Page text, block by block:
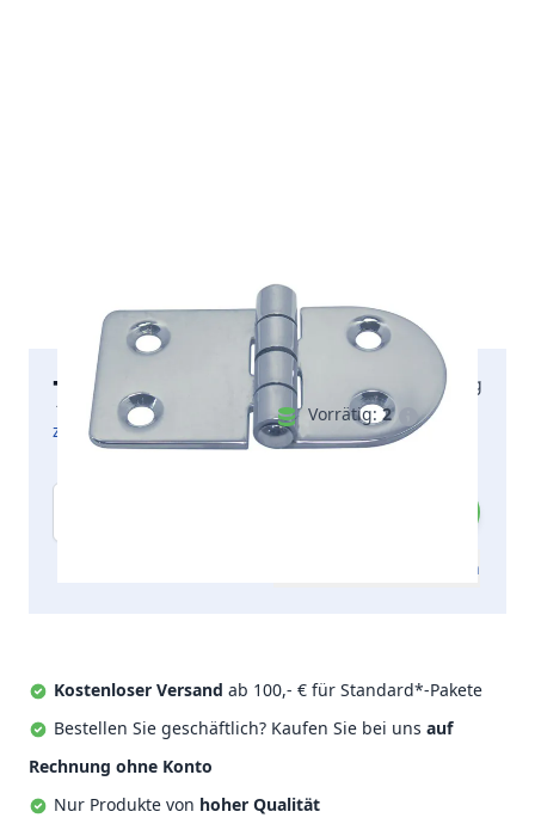
7,35 €
inkl. MwSt.
zzgl. Versandkosten
Lieferung am Montag
Vorrätig: 2
Menge
Zum Angebot hinzufügen
Kostenloser Versand ab 100,- € für Standard*-Pakete
Bestellen Sie geschäftlich? Kaufen Sie bei uns auf
Rechnung ohne Konto
Nur Produkte von hoher Qualität